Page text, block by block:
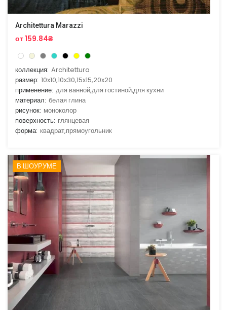
Architettura Marazzi
от 159.84₴
коллекция: Architettura
размер: 10x10,10x30,15x15,20x20
применение: для ванной,для гостиной,для кухни
материал: белая глина
рисунок: моноколор
поверхность: глянцевая
форма: квадрат,прямоугольник
В ШОУРУМЕ